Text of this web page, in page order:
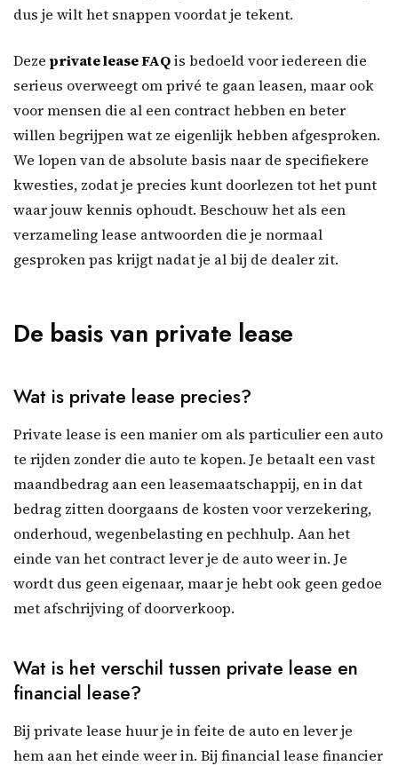
dus je wilt het snappen voordat je tekent.
Deze private lease FAQis bedoeld voor iedereen die
serieus overweegt om privé te gaan leasen, maar ook
voor mensen die al een contract hebben en beter
willen begrijpen wat ze eigenlijk hebben afgesproken.
We lopen van de absolute basis naar de specifiekere
kwesties, zodat je precies kunt doorlezen tot het punt
waar jouw kennis ophoudt. Beschouw het als een
verzameling lease antwoorden die je normaal
gesproken pas krijgt nadat je al bij de dealer zit.
De basis van private lease
Wat is private lease precies?
Private lease is een manier om als particulier een auto
te rijden zonder die auto te kopen. Je betaalt een vast
maandbedrag aan een leasemaatschappij, en in dat
bedrag zitten doorgaans de kosten voor verzekering,
onderhoud, wegenbelasting en pechhulp. Aan het
einde van het contract lever je de auto weer in. Je
wordt dus geen eigenaar, maar je hebt ook geen gedoe
met afschrijving of doorverkoop.
Wat is het verschil tussen private lease en
financial lease?
Bij private lease huur je in feite de auto en lever je
hem aan het einde weer in. Bij financial lease financier